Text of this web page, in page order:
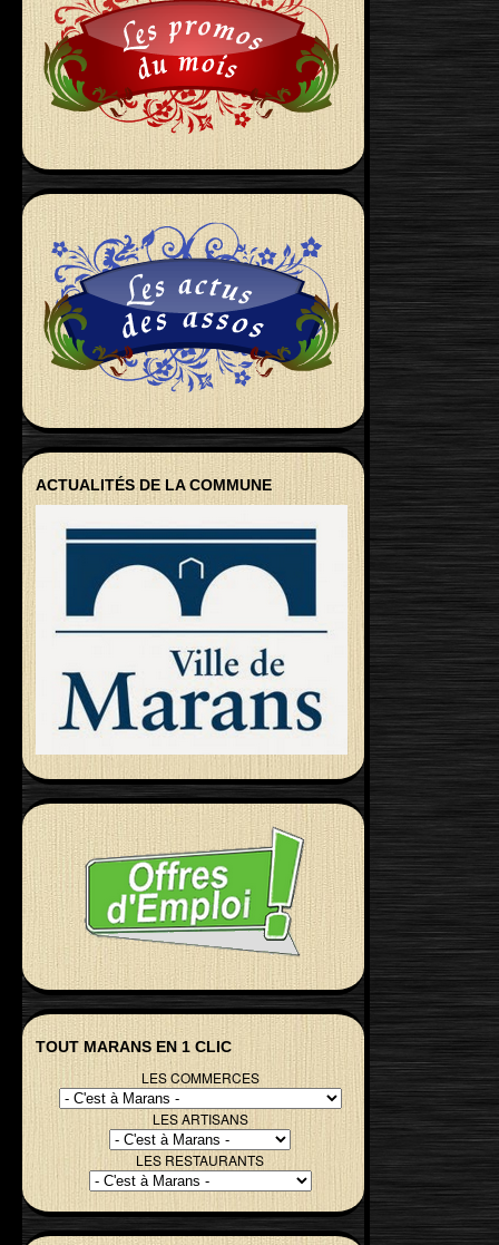
ACTUALITÉS DE LA COMMUNE
TOUT MARANS EN 1 CLIC
LES COMMERCES
LES ARTISANS
LES RESTAURANTS